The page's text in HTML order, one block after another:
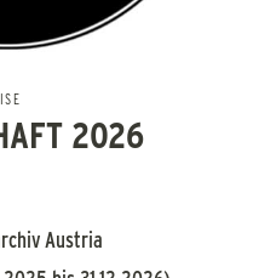
2026
Austria